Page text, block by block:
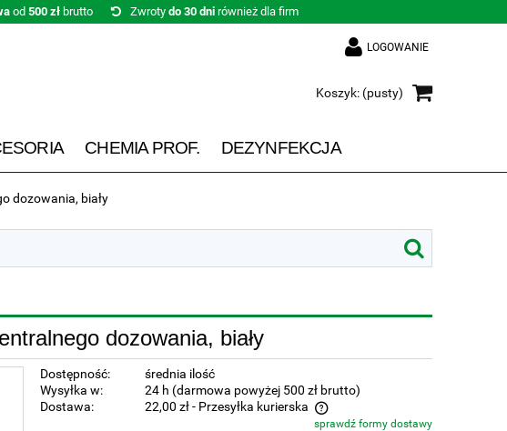
od 500 zł brutto Zwroty do 30 dni również dla firm
LOGOWANIE
Koszyk: (pusty)
CHEMIA PROF. DEZYNFEKCJA
dozowania, biały
dozowania, biały
Dostępność:
średnia ilość
Wysyłka w:
24 h (darmowa powyżej 500 zł brutto)
Dostawa:
22,00 zł- Przesyłka kurierska
sprawdź formy dostawy